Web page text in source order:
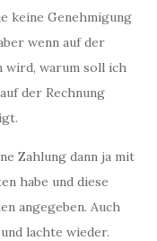
keine Genehmigung
wenn auf der
wird, warum soll ich
der Rechnung
Zahlung dann ja mit
habe und diese
angegeben. Auch
lachte wieder.